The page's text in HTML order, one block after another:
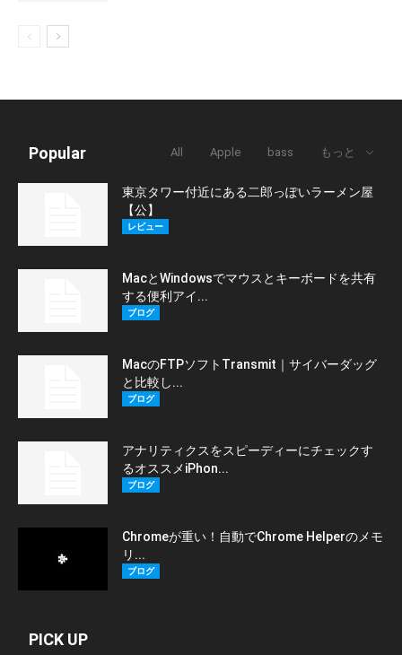
Popular All Apple bass もっと
東京タワー付近にある二郎っぽいラーメン屋
【公】
レビュー
MacとWindowsでマウスとキーボードを共有
する便利アイ...
ブログ
MacのFTPソフトTransmit｜サイバーダッグ
と比較し...
ブログ
アナリティクスをスピーディーにチェックす
るオススメiPhon...
ブログ
Chromeが重い！自動でChrome Helperのメモ
リ...
ブログ
PICK UP